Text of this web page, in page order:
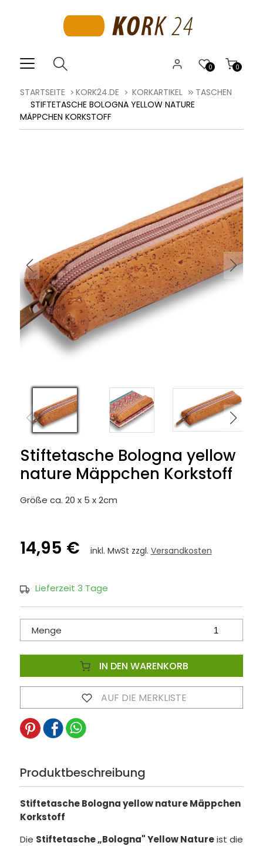
0
0
STARTSEITE KORK24.DE KORKARTIKEL
TASCHEN
STIFTETASCHE BOLOGNA YELLOW NATURE
MÄPPCHEN KORKSTOFF
Stiftetasche Bologna yellow
nature Mäppchen Korkstoff
Größe ca. 20 x 5 x 2cm
14,95 € inkl. MwSt zzgl. Versandkosten
Lieferzeit 3 Tage
Menge
IN DEN WARENKORB
AUF DIE MERKLISTE
Produktbeschreibung
Stiftetasche Bologna yellow nature Mäppchen
Korkstoff
Die Stiftetasche „Bologna" Yellow Natureist die